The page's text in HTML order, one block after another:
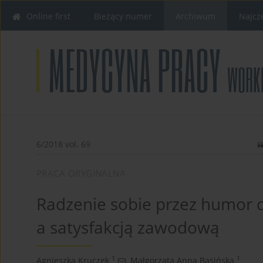
Online first Bieżący numer
6/2018 vol. 69
Radzenie sobie przez
a satysfakcją zawodową
Agnieszka Kruczek 1 , Małgorzata Anna Basińska 1